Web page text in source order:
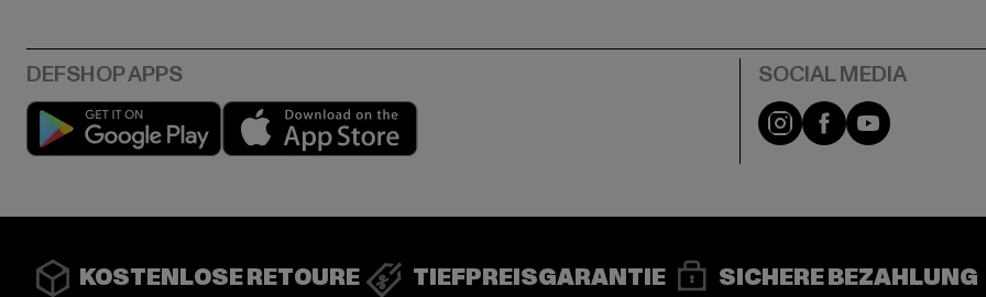
Play market Instagram
FacebookYouTube
KOSTENLOSE RETOURE TIEFPREISGARANTIE SICHERE BEZAHLUNG